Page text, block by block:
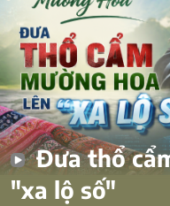
Đưa thổ
"xa lộ số"